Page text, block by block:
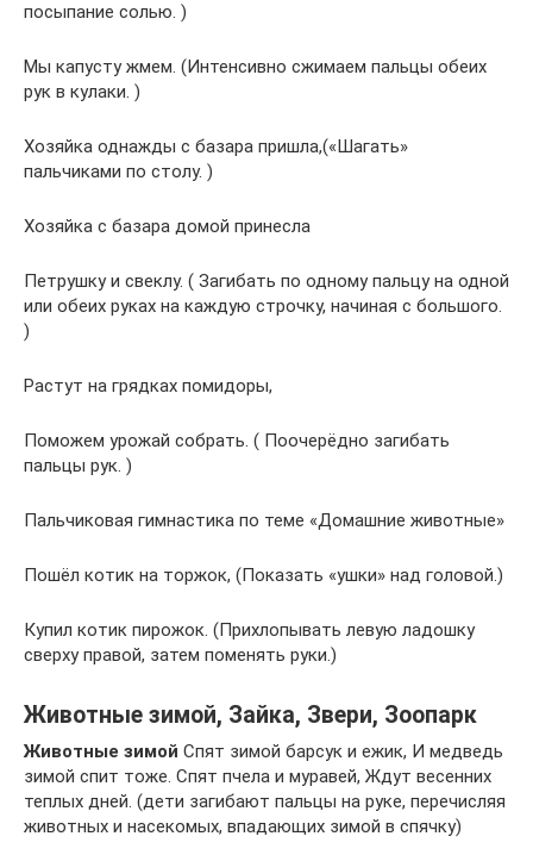
посыпание солью. )
Мы капусту жмем. (Интенсивно сжимаем пальцы обеих
рук в кулаки. )
Хозяйка однажды с базара пришла,(«Шагать»
пальчиками по столу. )
Хозяйка с базара домой принесла
Петрушку и свеклу. ( Загибать по одному пальцу на одной
или обеих руках на каждую строчку, начиная с большого.
)
Растут на грядках помидоры,
Поможем урожай собрать. ( Поочерёдно загибать
пальцы рук. )
Пальчиковая гимнастика по теме «Домашние животные»
Пошёл котик на торжок, (Показать «ушки» над головой.)
Купил котик пирожок. (Прихлопывать левую ладошку
сверху правой, затем поменять руки.)
Животные зимой, Зайка, Звери, Зоопарк
Животные зимой Спят зимой барсук и ежик, И медведь
зимой спит тоже. Спят пчела и муравей, Ждут весенних
теплых дней. (дети загибают пальцы на руке, перечисляя
животных и насекомых, впадающих зимой в спячку)